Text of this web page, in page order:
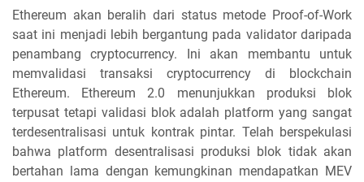
Ethereum akan beralih dari status metode Proof-of-Work
saat ini menjadi lebih bergantung pada validator daripada
penambang cryptocurrency. Ini akan membantu untuk
memvalidasi transaksi cryptocurrency di blockchain
Ethereum. Ethereum 2.0 menunjukkan produksi blok
terpusat tetapi validasi blok adalah platform yang sangat
terdesentralisasi untuk kontrak pintar. Telah berspekulasi
bahwa platform desentralisasi produksi blok tidak akan
bertahan lama dengan kemungkinan mendapatkan MEV